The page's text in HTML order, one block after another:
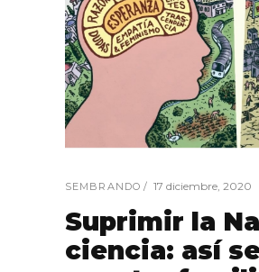
SEMBRANDO 17 diciembre, 2020
Suprimir la
ciencia: así